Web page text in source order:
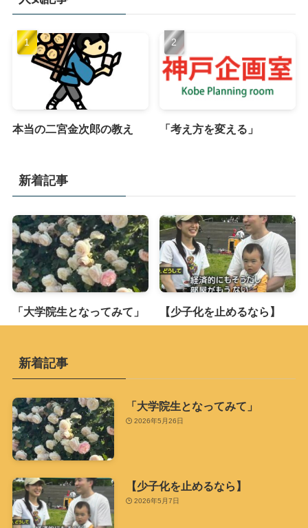
本当の二宮金次郎の教え 「考え方を変える」
新着記事
「大学院生となってみて」 【少子化を止めるなら】
新着記事
「大学院生となってみて」
2026年5月26日
【少子化を止めるなら】
2026年5月7日